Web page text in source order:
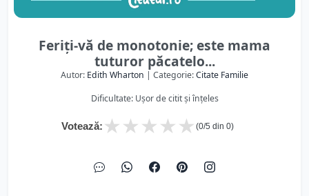
Feriți-vă de monotonie; este mama
tuturor păcatelo...
Autor: Edith Wharton | Categorie:Citate Familie
Dificultate: Ușor de citit și înțeles
Votează: ★
★
★
★
★ (0/5 din 0)